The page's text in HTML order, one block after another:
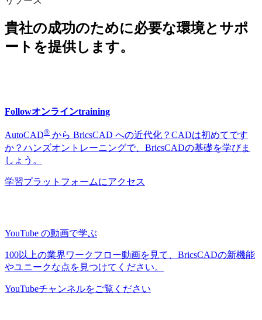
貴社の成功のために必要な環境とサポ
ートを提供します。
Followオンラインtraining
AutoCAD® から BricsCAD への近代化？CADは初めてです
か？ハンズオントレーニングで、BricsCADの基礎を学びま
しょう。
学習プラットフォームにアクセス
YouTube の動画で学ぶ
100以上の業界ワークフロー動画を見て、BricsCADの新機能
やユニークな点を見つけてください。
YouTubeチャンネルをご覧ください